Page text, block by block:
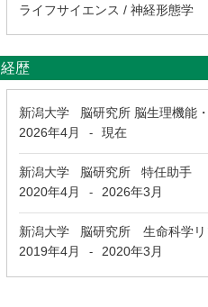
ライフサイエンス / 神経形態学
経歴
新潟大学 脳研究所 脳生理機能
2026年4月
- 現在
新潟大学 脳研究所 特任助手
2020年4月
- 2026年3月
新潟大学 脳研究所 生命科学
2019年4月
- 2020年3月